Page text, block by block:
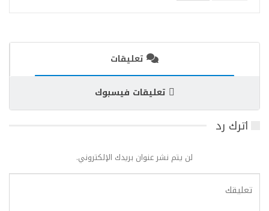
تعليقات
تعليقات فيسبوك
اترك رد
لن يتم نشر عنوان بريدك الإلكتروني.